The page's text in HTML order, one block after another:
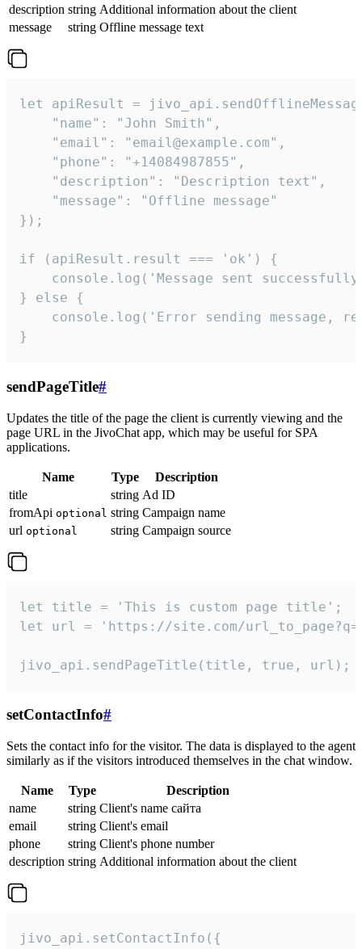
description string Additional information about the client
message
string Offline message text
let apiResult =
    "name": "John Smith",
    "email": "email@example.com",
    "phone": "+14084987855",
    "description": "Description text",
    "message": "Offline message"
});
if (apiResult.result === 'ok') {
console.log('Message sent
} else {
console.log('Error sending message,
}
sendPageTitle#
Updates the title of the page the client is currently viewing and the
page URL in the JivoChat app, which may be useful for SPA
applications.
Name Type
Description
title
string Ad ID
fromApi optional string Campaign name
url optional string Campaign source
let title = 'This is custom page title';
let url = 'https://site.com/
jivo_api.sendPageTitle(title, true, url);
setContactInfo#
Sets the contact info for the visitor. The data is displayed to the agent
similarly as if the visitors introduced themselves in the chat window.
Name Type
Description
name
string Client's name сайта
email
string Client's email
phone
string Client's phone number
description string Additional information about the client
jivo_api.setContactInfo({